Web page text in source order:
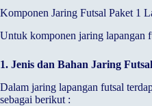
Komponen Jaring Futsal Paket 1
Untuk komponen jaring lapangan
1. Jenis dan Bahan Jaring Futsal
Dalam jaring lapangan futsal
sebagai berikut :